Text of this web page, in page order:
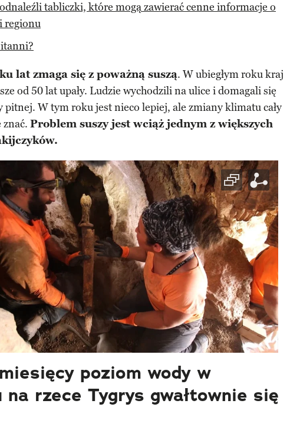
tabliczki, które mogą zawierać cenne informacje o
regionu
lat zmaga się z poważną suszą. W ubiegłym roku kraj
od 50 lat upały. Ludzie wychodzili na ulice i domagali się
pitnej. W tym roku jest nieco lepiej, ale zmiany klimatu cały
znać. Problem suszy jest wciąż jednym z większych
poziom wody w
na rzece Tygrys gwałtownie się